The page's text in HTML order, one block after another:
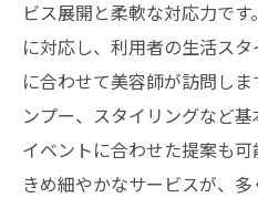
介護現場で広がる訪問
介護現場で感じる
訪問美容で高齢者
現場スタッフも実
訪問美容サービス
ビス展開と柔軟な対応力で
に対応し、利用者の生活ス
に合わせて美容師が訪問し
ンプー、スタイリングなど
イベントに合わせた提案も
きめ細やかなサービスが、